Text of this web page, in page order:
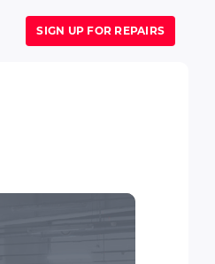
SIGN UP FOR REPAIRS